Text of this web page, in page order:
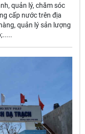
quản lý, chăm sóc
cấp nước trên địa
quản lý sản lượng